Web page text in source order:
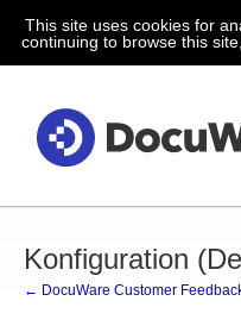
Zum
Inhalt
This site uses cookies for
continuing to browse this
Konfiguration
← DocuWare Customer